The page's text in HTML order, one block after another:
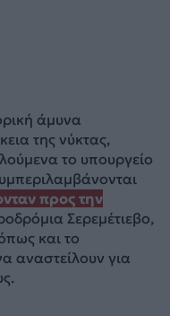
άμυνα
της νύκτας,
το υπουργείο
προς την
Σερεμέτιεβο,
και το
αναστείλουν για